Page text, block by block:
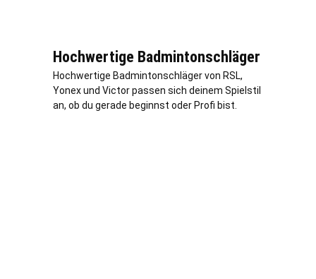
Hochwertige Badmintonschläger
Hochwertige Badmintonschläger von RSL,
Yonex und Victor passen sich deinem Spielstil
an, ob du gerade beginnst oder Profi bist.